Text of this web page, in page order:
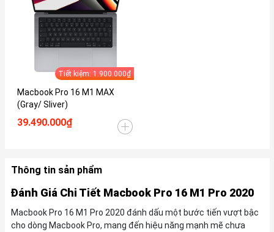
Tiết kiệm: 1.900.000₫
Macbook Pro 16 M1 MAX
(Gray/ Sliver)
39.490.000₫
Thông tin sản phẩm
Đánh Giá Chi Tiết Macbook Pro 16 M1 Pro 2020
Macbook Pro 16 M1 Pro 2020 đánh dấu một bước tiến vượt bậc
cho dòng Macbook Pro, mang đến hiệu năng mạnh mẽ chưa